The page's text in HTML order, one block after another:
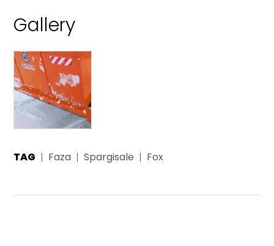
Gallery
TAG Faza Spargisale Fox